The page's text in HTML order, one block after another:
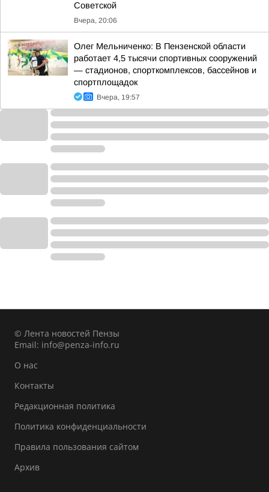
Советской
Вчера, 20:06
Олег Мельниченко: В Пензенской области
работает 4,5 тысячи спортивных сооружений
— стадионов, спорткомплексов, бассейнов и
спортплощадок
Вчера, 19:57
© Лента новостей Пензы
Email: info@penza-info.ru
О нас
Контакты
Редакционная политика
Политика конфиденциальности
Правила пользования сайтом
Архив